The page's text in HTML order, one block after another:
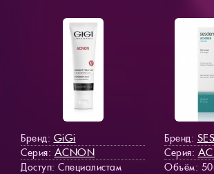
Бренд: GiGi
Серия: ACNON
Доступ: Специалистам
Бренд:
Серия:
Объём: